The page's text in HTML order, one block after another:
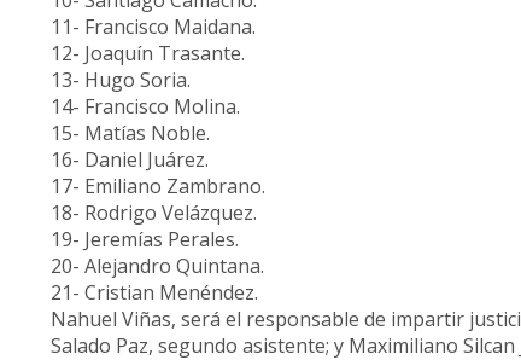
11- Francisco Maidana.
12- Joaquín Trasante.
13- Hugo Soria.
14- Francisco Molina.
15- Matías Noble.
16- Daniel Juárez.
17- Emiliano Zambrano.
18- Rodrigo Velázquez.
19- Jeremías Perales.
20- Alejandro Quintana.
21- Cristian Menéndez.
Nahuel Viñas, será el responsable de impartir
Salado Paz, segundo asistente; y Maximiliano